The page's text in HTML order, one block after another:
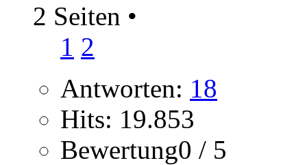
2 Seiten •
1 2
Antworten: 18
Hits: 19.853
Bewertung0 / 5